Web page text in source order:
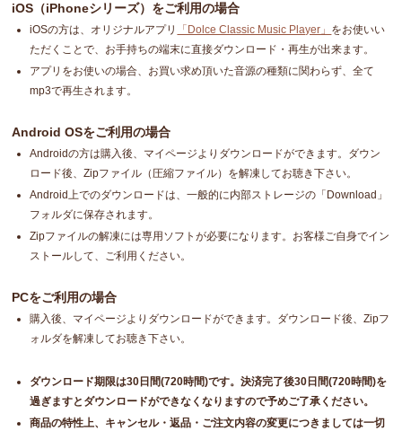
iOS（iPhoneシリーズ）をご利用の場合
iOSの方は、オリジナルアプリ 「Dolce Classic Music Player」 をお使いい
ただくことで、お手持ちの端末に直接ダウンロード・再生が出来ます。
アプリをお使いの場合、お買い求め頂いた音源の種類に関わらず、全て
mp3で再生されます。
Android OSをご利用の場合
Androidの方は購入後、マイページよりダウンロードができます。ダウン
ロード後、Zipファイル（圧縮ファイル）を解凍してお聴き下さい。
Android上でのダウンロードは、一般的に内部ストレージの「Download」
フォルダに保存されます。
Zipファイルの解凍には専用ソフトが必要になります。お客様ご自身でイン
ストールして、ご利用ください。
PCをご利用の場合
購入後、マイページよりダウンロードができます。ダウンロード後、Zipフ
ォルダを解凍してお聴き下さい。
ダウンロード期限は30日間(720時間)です。決済完了後30日間(720時間)を
過ぎますとダウンロードができなくなりますので予めご了承ください。
商品の特性上、キャンセル・返品・ご注文内容の変更につきましては一切